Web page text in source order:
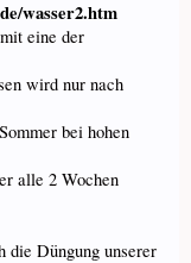
wasser2.htm
eine der
wird nur nach
bei hohen
alle 2 Wochen
die Düngung unserer